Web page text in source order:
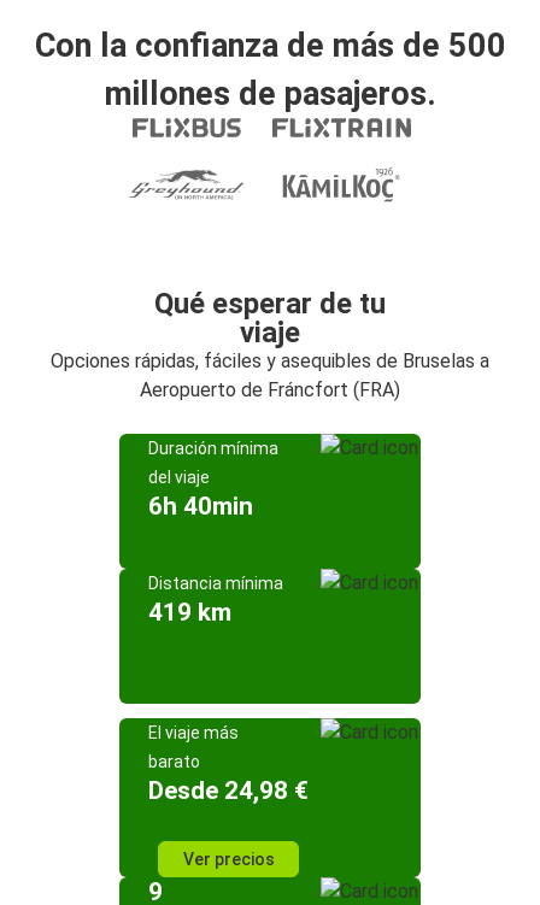
Con la confianza de más de 500
millones de pasajeros.
Qué esperar de tu
viaje
Opciones rápidas, fáciles y asequibles de Bruselas a
Aeropuerto de Fráncfort (FRA)
Duración mínima
del viaje
6h 40min
Distancia mínima
419 km
El viaje más
barato
Desde 24,98 €
Ver precios
9